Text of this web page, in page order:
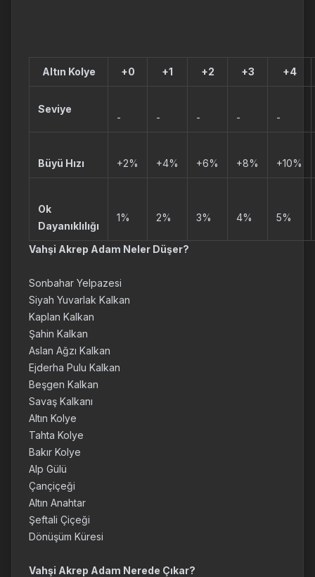
Altın Kolye +0 +1 +2 +3 +4
Seviye
- - - - -
Büyü Hızı +2% +4% +6% +8% +10%
Ok
Dayanıklılığı
1% 2% 3% 4% 5%
Vahşi Akrep Adam Neler Düşer?
Sonbahar Yelpazesi
Siyah Yuvarlak Kalkan
Kaplan Kalkan
Şahin Kalkan
Aslan Ağzı Kalkan
Ejderha Pulu Kalkan
Beşgen Kalkan
Savaş Kalkanı
Altın Kolye
Tahta Kolye
Bakır Kolye
Alp Gülü
Çançiçeği
Altın Anahtar
Şeftali Çiçeği
Dönüşüm Küresi
Vahşi Akrep Adam Nerede Çıkar?